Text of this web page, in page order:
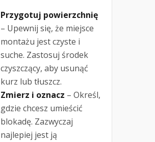
Przygotuj powierzchnię
– Upewnij się, że miejsce
montażu jest czyste i
suche. Zastosuj środek
czyszczący, aby usunąć
kurz lub tłuszcz.
Zmierz i oznacz – Określ,
gdzie chcesz umieścić
blokadę. Zazwyczaj
najlepiej jest ją